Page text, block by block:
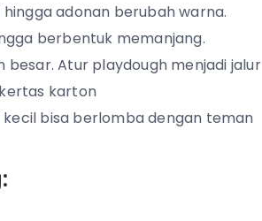
adonan berubah warna.
berbentuk memanjang.
Atur playdough menjadi jalur
karton
bisa berlomba dengan teman